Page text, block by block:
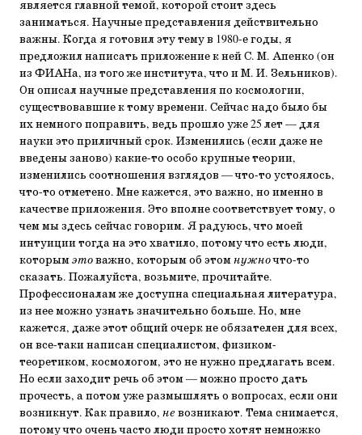
является главной темой, которой стоит здесь
заниматься. Научные представления действительно
важны. Когда я готовил эту тему в 1980-е годы, я
предложил написать приложение к ней С. М. Апенко (он
из ФИАНа, из того же института, что и М. И. Зельников).
Он описал научные представления по космологии,
существовавшие к тому времени. Сейчас надо было бы
их немного поправить, ведь прошло уже 25 лет — для
науки это приличный срок. Изменились (если даже не
введены заново) какие-то особо крупные теории,
изменились соотношения взглядов — что-то устоялось,
что-то отметено. Мне кажется, это важно, но именно в
качестве приложения. Это вполне соответствует тому, о
чем мы здесь сейчас говорим. Я радуюсь, что моей
интуиции тогда на это хватило, потому что есть люди,
которымэтоважно, которым об этомнужночто-то
сказать. Пожалуйста, возьмите, прочитайте.
Профессионалам же доступна специальная литература,
из нее можно узнать значительно больше. Но, мне
кажется, даже этот общий очерк не обязателен для всех,
он все-таки написан специалистом, физиком-
теоретиком, космологом, это не нужно предлагать всем.
Но если заходит речь об этом — можно просто дать
прочесть, а потом уже размышлять о вопросах, если они
возникнут. Как правило, невозникают. Тема снимается,
потому что очень часто люди просто хотят немножко